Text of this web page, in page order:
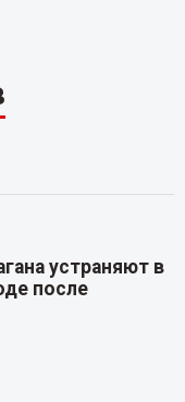
устраняют в
после